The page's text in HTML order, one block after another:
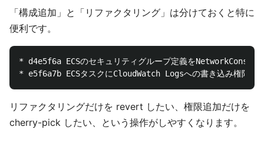
「構成追加」と「リファクタリング」は分けておくと特に
便利です。
* d4e5f6a ECSのセキュリティグループ定義を
リファクタリングだけを revert したい、権限追加だけを
cherry-pick したい、という操作がしやすくなります。